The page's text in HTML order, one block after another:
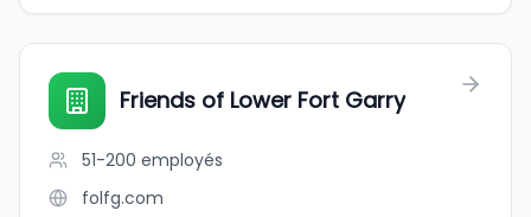
Friends of Lower Fort Garry
51-200 employés
folfg.com